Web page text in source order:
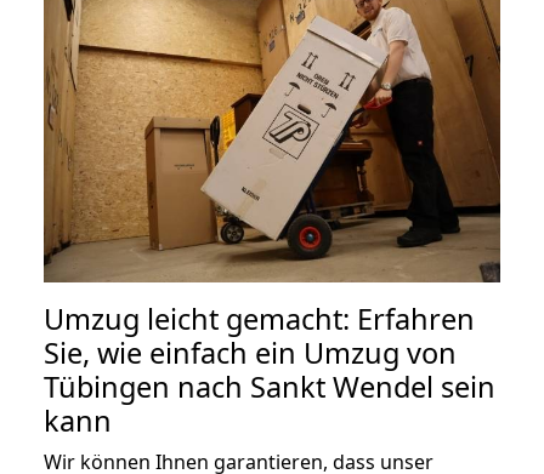
Umzug leicht gemacht: Erfahren
Sie, wie einfach ein Umzug von
Tübingen nach Sankt Wendel sein
kann
Wir können Ihnen garantieren, dass unser